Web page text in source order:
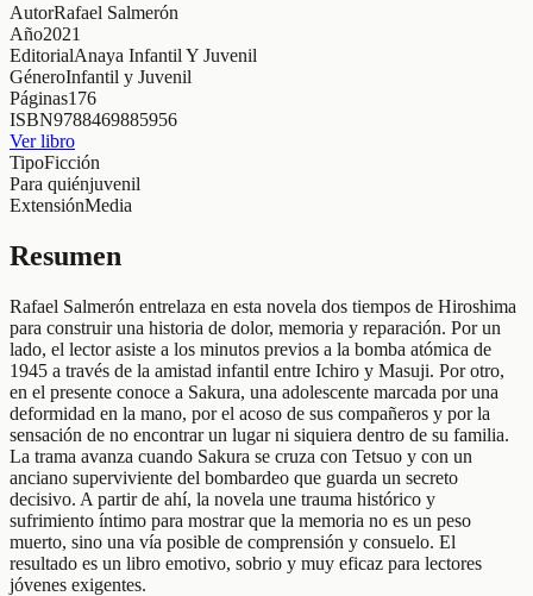
AutorRafael Salmerón
Año2021
EditorialAnaya Infantil Y Juvenil
GéneroInfantil y Juvenil
Páginas176
ISBN9788469885956
Ver libro
TipoFicción
Para quiénjuvenil
ExtensiónMedia
Resumen
Rafael Salmerón entrelaza en esta novela dos tiempos de Hiroshima
para construir una historia de dolor, memoria y reparación. Por un
lado, el lector asiste a los minutos previos a la bomba atómica de
1945 a través de la amistad infantil entre Ichiro y Masuji. Por otro,
en el presente conoce a Sakura, una adolescente marcada por una
deformidad en la mano, por el acoso de sus compañeros y por la
sensación de no encontrar un lugar ni siquiera dentro de su familia.
La trama avanza cuando Sakura se cruza con Tetsuo y con un
anciano superviviente del bombardeo que guarda un secreto
decisivo. A partir de ahí, la novela une trauma histórico y
sufrimiento íntimo para mostrar que la memoria no es un peso
muerto, sino una vía posible de comprensión y consuelo. El
resultado es un libro emotivo, sobrio y muy eficaz para lectores
jóvenes exigentes.